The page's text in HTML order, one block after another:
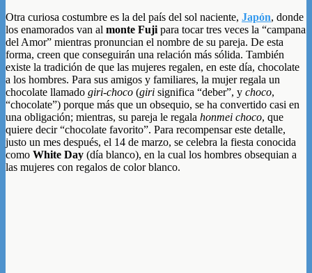
Otra curiosa costumbre es la del país del sol naciente, Japón, donde
los enamorados van al monte Fuji para tocar tres veces la “campana
del Amor” mientras pronuncian el nombre de su pareja. De esta
forma, creen que conseguirán una relación más sólida. También
existe la tradición de que las mujeres regalen, en este día, chocolate
a los hombres. Para sus amigos y familiares, la mujer regala un
chocolate llamado giri-choco (giri significa “deber”, y choco,
“chocolate”) porque más que un obsequio, se ha convertido casi en
una obligación; mientras, su pareja le regala honmei choco, que
quiere decir “chocolate favorito”. Para recompensar este detalle,
justo un mes después, el 14 de marzo, se celebra la fiesta conocida
como White Day (día blanco), en la cual los hombres obsequian a
las mujeres con regalos de color blanco.